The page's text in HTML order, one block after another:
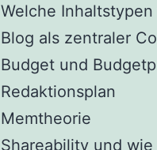
Welche
Blog als zentraler
Budget und
Redaktionsplan
Memtheorie
Shareability und